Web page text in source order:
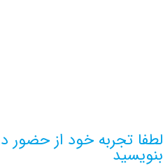
خود از حضور در این